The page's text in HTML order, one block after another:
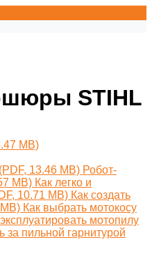
STIHL
MB)
13.46 MB) Робот-
MB) Как легко и
10.71 MB) Как создать
Как выбрать мотокосу
мотопилу
за пильной гарнитурой